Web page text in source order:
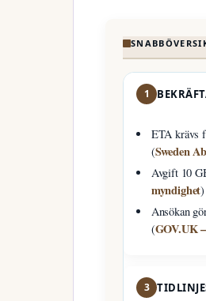
1
ETA krävs
(Sweden
Avgift 10
myndighet)
Ansökan
(GOV.UK
3